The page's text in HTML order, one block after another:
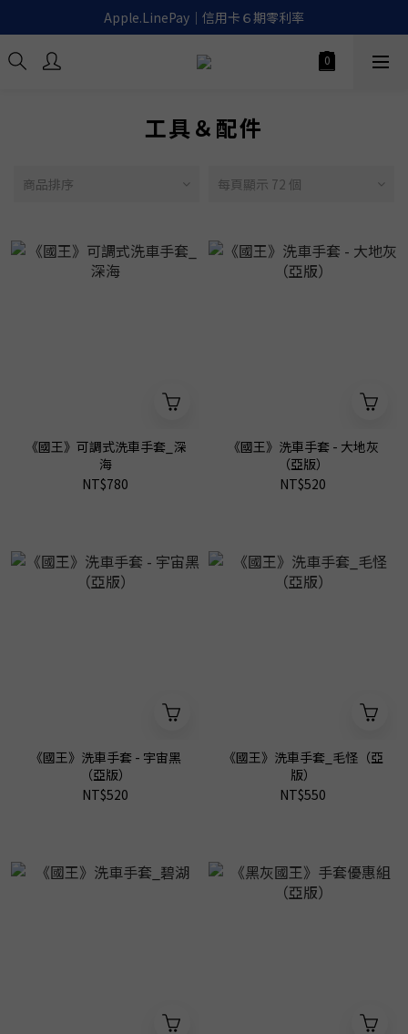
滿千免運｜超商取貨.宅配.貨到付款🚚
Apple.LinePay｜信用卡６期零利率
喚醒御守｜30天滿意保證. 無條件退費
工具＆配件
商品排序 每頁顯示 72 個
《國王》可調式洗車手套_深
海
NT$780
《國王》洗車手套 - 大地灰
（亞版）
NT$520
《國王》洗車手套 - 宇宙黑
（亞版）
NT$520
《國王》洗車手套_毛怪（亞
版）
NT$550